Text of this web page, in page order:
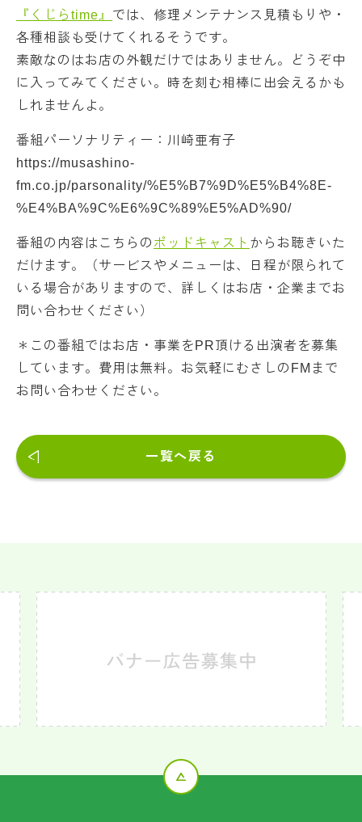
『くじらtime』 では、修理メンテナンス見積もりや・
各種相談も受けてくれるそうです。
素敵なのはお店の外観だけではありません。どうぞ中
に入ってみてください。時を刻む相棒に出会えるかも
しれませんよ。
番組パーソナリティー：川崎亜有子
https://musashino-
fm.co.jp/parsonality/%E5%B7%9D%E5%B4%8E-
%E4%BA%9C%E6%9C%89%E5%AD%90/
番組の内容はこちらの ポッドキャスト からお聴きいた
だけます。（サービスやメニューは、日程が限られて
いる場合がありますので、詳しくはお店・企業までお
問い合わせください）
＊この番組ではお店・事業をPR頂ける出演者を募集
しています。費用は無料。お気軽にむさしのFMまで
お問い合わせください。
一覧へ戻る